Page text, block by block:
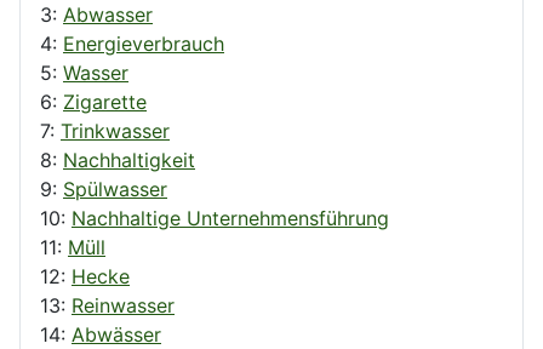
3: Abwasser
4: Energieverbrauch
5: Wasser
6: Zigarette
7: Trinkwasser
8: Nachhaltigkeit
9: Spülwasser
10: Nachhaltige Unternehmensführung
11: Müll
12: Hecke
13: Reinwasser
14: Abwässer